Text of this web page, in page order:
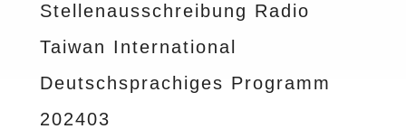
Stellenausschreibung Radio
Taiwan International
Deutschsprachiges Programm
202403